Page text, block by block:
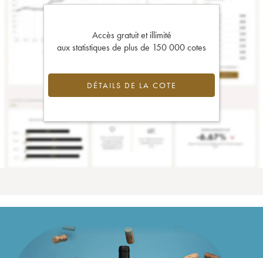
Accès gratuit et illimité
aux statistiques de plus de 150 000 cotes
DÉTAILS DE LA COTE